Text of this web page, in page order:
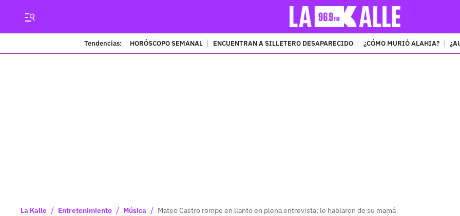
Tendencias: HORÓSCOPO SEMANAL ENCUENTRAN A SILLETERO DESAPARECIDO ¿CÓMO MURIÓ ALAHIA?
La Kalle / Entretenimiento / Música / Mateo Castro rompe en llanto en plena entrevista; le hablaron de su mamá